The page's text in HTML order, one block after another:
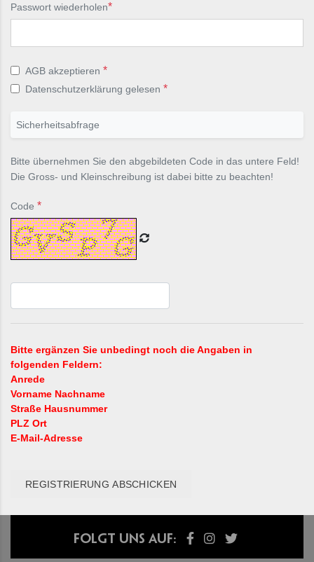
Passwort wiederholen
AGB akzeptieren
Datenschutzerklärung gelesen
Sicherheitsabfrage
Bitte übernehmen Sie den abgebildeten Code in das untere Feld!
Die Gross- und Kleinschreibung ist dabei bitte zu beachten!
Code
Bitte ergänzen Sie unbedingt noch die Angaben in
folgenden Feldern:
Anrede
Vorname Nachname
Straße Hausnummer
PLZ Ort
E-Mail-Adresse
REGISTRIERUNG ABSCHICKEN
Folgt uns auf: